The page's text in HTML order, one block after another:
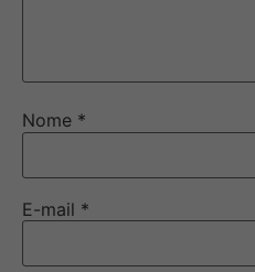
Nome *
E-mail *